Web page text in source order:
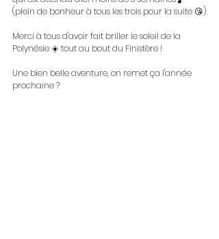
(plein de bonheur à tous les trois pour la suite 😘)
Merci à tous d'avoir fait briller le soleil de la
Polynésie ☀️ tout au bout du Finistère !
Une bien belle aventure, on remet ça l'année
prochaine ?